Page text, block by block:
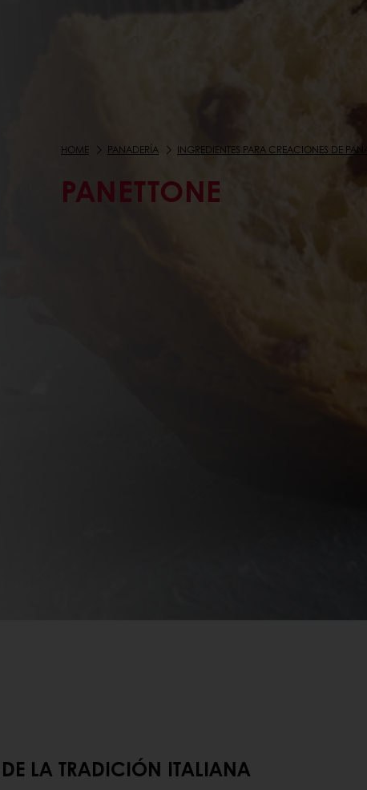
HOME PANADERÍA INGREDIENTES PARA CREACIONES DE
PANETTONE
LA TRADICIÓN ITALIANA